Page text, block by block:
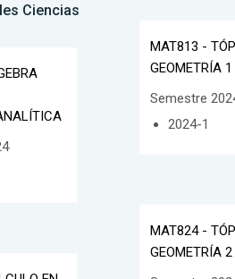
Ciencias
MAT813 -
GEOMETRÍA 1
Semestre
2024-1
MAT824 -
GEOMETRÍA 2